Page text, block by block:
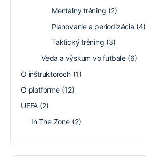
Mentálny tréning (2)
Plánovanie a periodizácia (4)
Taktický tréning (3)
Veda a výskum vo futbale(6)
O inštruktoroch(1)
O platforme(12)
UEFA (2)
In The Zone(2)